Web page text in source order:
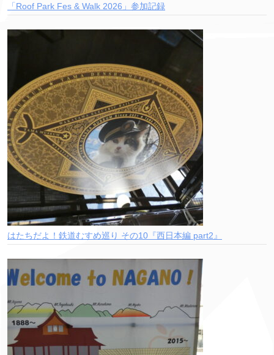
「Roof Park Fes & Walk 2026」参加記録
はたちだよ！鉄道むすめ巡り その10『西日本編 part2』